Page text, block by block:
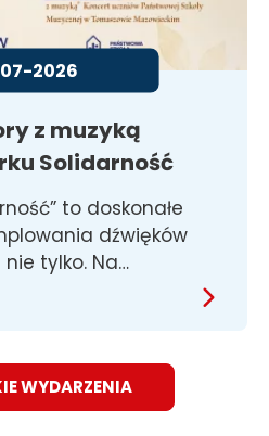
2026
z muzyką
Solidarność
to doskonałe
dźwięków
tylko. Na…
WYDARZENIA